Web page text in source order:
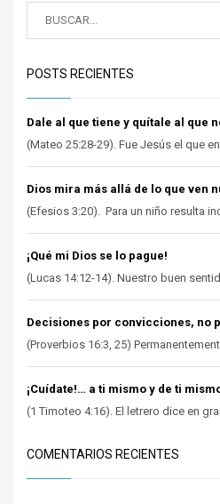
POSTS RECIENTES
Dale al que tiene y quítale al que
(Mateo 25:28-29). Fue Jesús el que
Dios mira más allá de lo que ven
(Efesios 3:20). Para un niño resulta
¡Qué mi Dios se lo pague!
(Lucas 14:12-14). Nuestro buen
Decisiones por convicciones, no
(Proverbios 16:3, 25)
¡Cuídate!… a ti mismo y de ti
(1 Timoteo 4:16). El letrero dice en
COMENTARIOS RECIENTES